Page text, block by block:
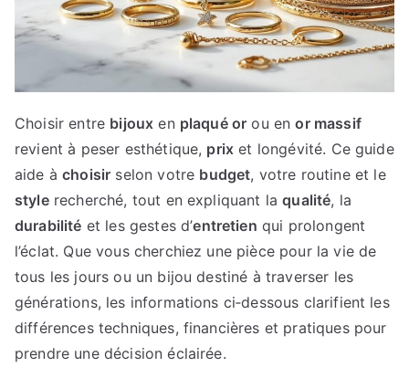
Choisir entre bijoux en plaqué or ou enor massif
revient à peser esthétique, prix et longévité. Ce guide
aide àchoisir selon votre budget, votre routine et le
stylerecherché, tout en expliquant laqualité, la
durabilité et les gestes d’entretien qui prolongent
l’éclat. Que vous cherchiez une pièce pour la vie de
tous les jours ou un bijou destiné à traverser les
générations, les informations ci‑dessous clarifient les
différences techniques, financières et pratiques pour
prendre une décision éclairée.